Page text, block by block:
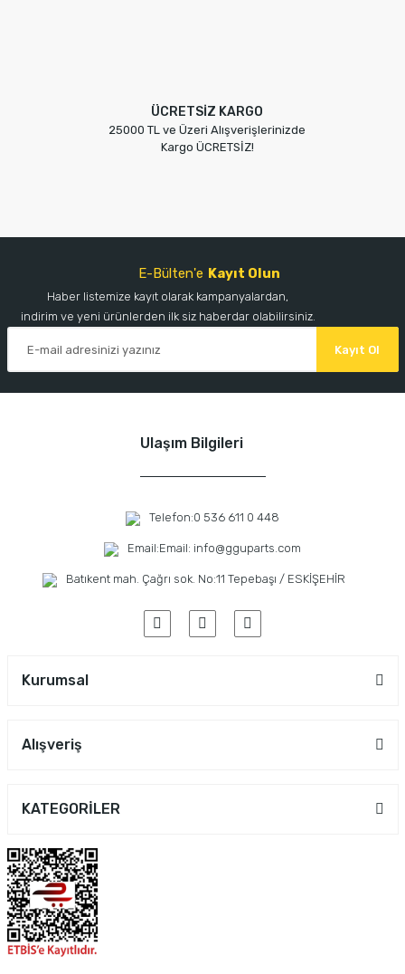
ÜCRETSİZ KARGO
25000 TL ve Üzeri Alışverişlerinizde
Kargo ÜCRETSİZ!
E-Bülten'e Kayıt Olun
Haber listemize kayıt olarak kampanyalardan,
indirim ve yeni ürünlerden ilk siz haberdar olabilirsiniz.
Kayıt Ol
Ulaşım Bilgileri
Telefon:0 536 611 0 448
Email:Email: info@gguparts.com
Batıkent mah. Çağrı sok. No:11 Tepebaşı / ESKİŞEHİR
Kurumsal
Alışveriş
KATEGORİLER